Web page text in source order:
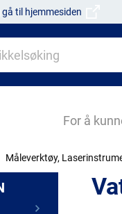
til hjemmesiden
For å
Måleverktøy,